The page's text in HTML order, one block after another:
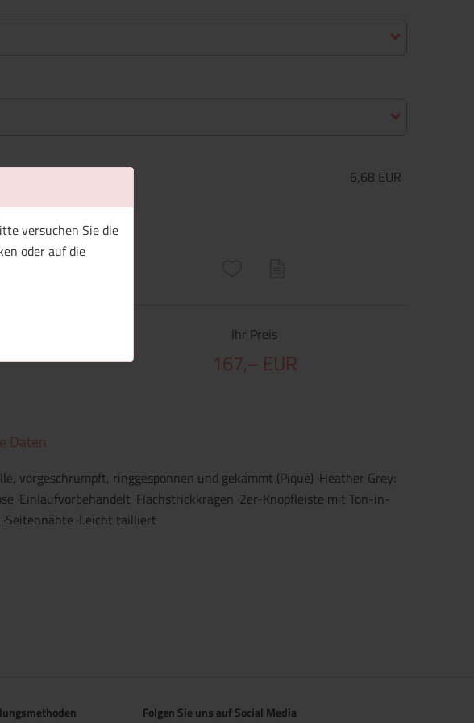
versuchen Sie die
oder auf die
6,68 EUR
Ihr Preis
167,– EUR
Daten
vorgeschrumpft, ringgesponnen und gekämmt (Piqué) ·Heather Grey:
·Einlaufvorbehandelt ·Flachstrickkragen ·2er-Knopfleiste mit Ton-in-
·Leicht tailliert
Folgen Sie uns auf Social Media